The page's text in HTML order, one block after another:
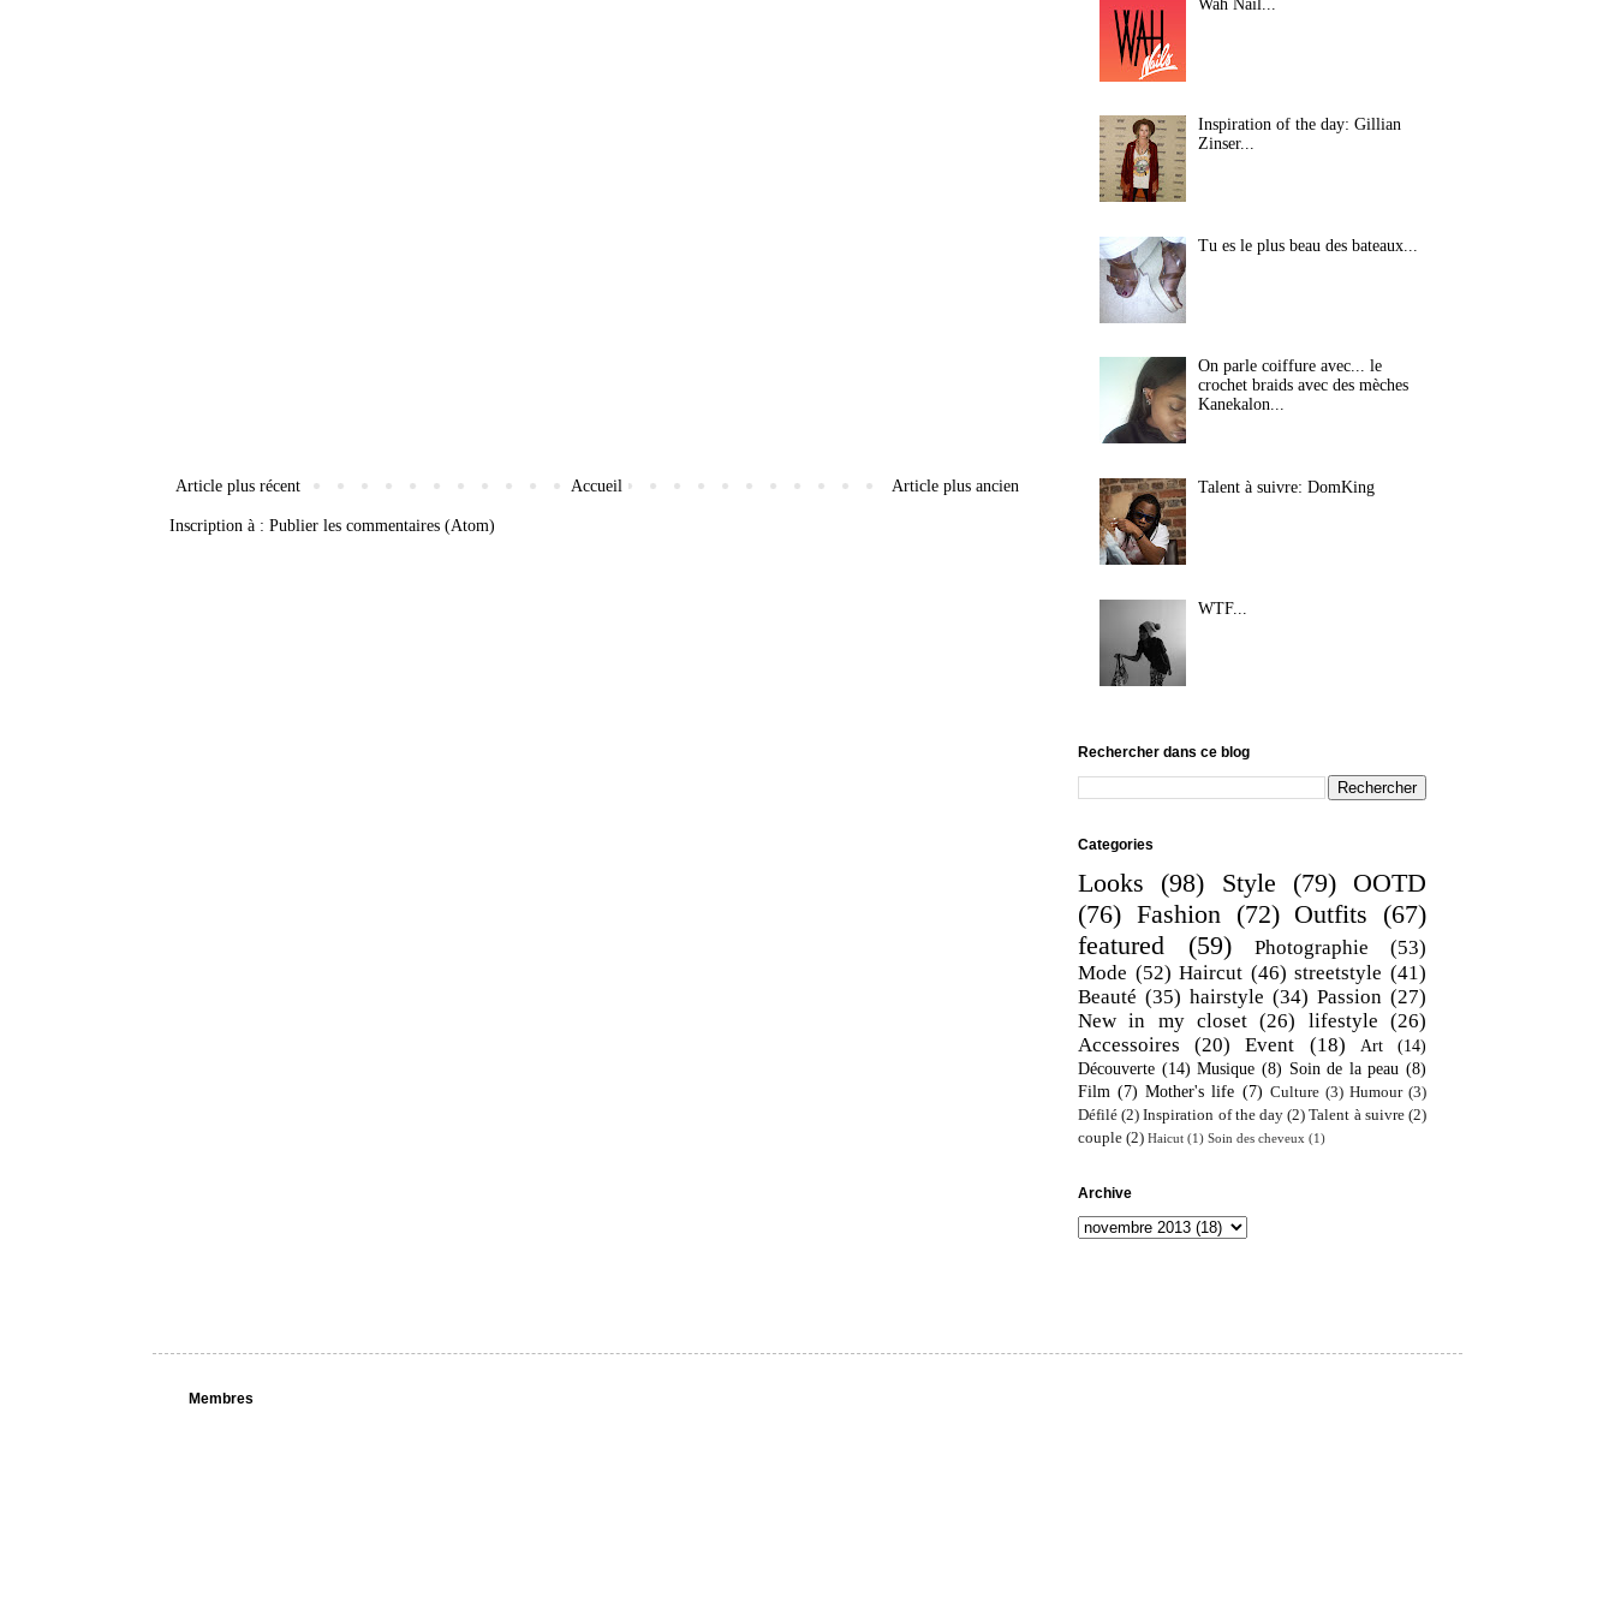
Article plus récent Article plus ancien
Accueil
Inscription à : Publier les commentaires (Atom)
Wah Nail...
Inspiration of the day: Gillian
Zinser...
Tu es le plus beau des bateaux...
On parle coiffure avec... le
crochet braids avec des mèches
Kanekalon...
Talent à suivre: DomKing
WTF...
Rechercher dans ce blog
Categories
Looks (98) Style (79)
OOTD
(76) Fashion (72) Outfits (67)
featured
(59) Photographie
(53)
Mode (52) Haircut (46) streetstyle (41)
Beauté (35) hairstyle (34) Passion (27)
New in my closet (26) lifestyle (26)
Accessoires
(20) Event (18) Art
(14)
Découverte (14) Musique (8) Soin de la peau (8)
Film (7) Mother's life (7) Culture (3) Humour (3)
Défilé (2) Inspiration of the day (2) Talent à suivre (2)
couple (2) Haicut (1) Soin des cheveux (1)
Archive
Membres